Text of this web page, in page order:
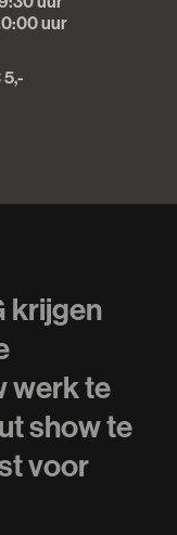
uur
5,-
krijgen
werk te
show te
voor